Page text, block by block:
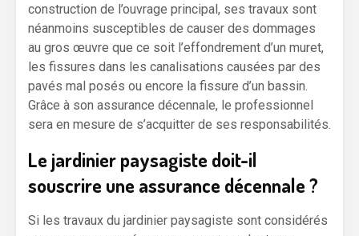
construction de l’ouvrage principal, ses travaux sont
néanmoins susceptibles de causer des dommages
au gros œuvre que ce soit l’effondrement d’un muret,
les fissures dans les canalisations causées par des
pavés mal posés ou encore la fissure d’un bassin.
Grâce à son assurance décennale, le professionnel
sera en mesure de s’acquitter de ses responsabilités.
Le jardinier paysagiste doit-il
souscrire une assurance décennale ?
Si les travaux du jardinier paysagiste sont considérés